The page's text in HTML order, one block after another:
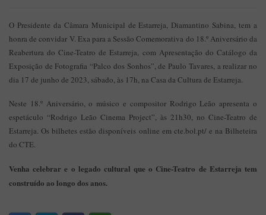
O Presidente da Câmara Municipal de Estarreja, Diamantino Sabina, tem a
honra de convidar V. Exa para a Sessão Comemorativa do 18.º Aniversário da
Reabertura do Cine-Teatro de Estarreja, com Apresentação do Catálogo da
Exposição de Fotografia “Palco dos Sonhos”, de Paulo Tavares, a realizar no
dia 17 de junho de 2023, sábado, às 17h, na Casa da Cultura de Estarreja.
Neste 18.º Aniversário, o músico e compositor Rodrigo Leão apresenta o
espetáculo “Rodrigo Leão Cinema Project”, às 21h30, no Cine-Teatro de
Estarreja. Os bilhetes estão disponíveis online em cte.bol.pt/ e na Bilheteira
do CTE.
Venha celebrar e o legado cultural que o Cine-Teatro de Estarreja tem
construído ao longo dos anos.